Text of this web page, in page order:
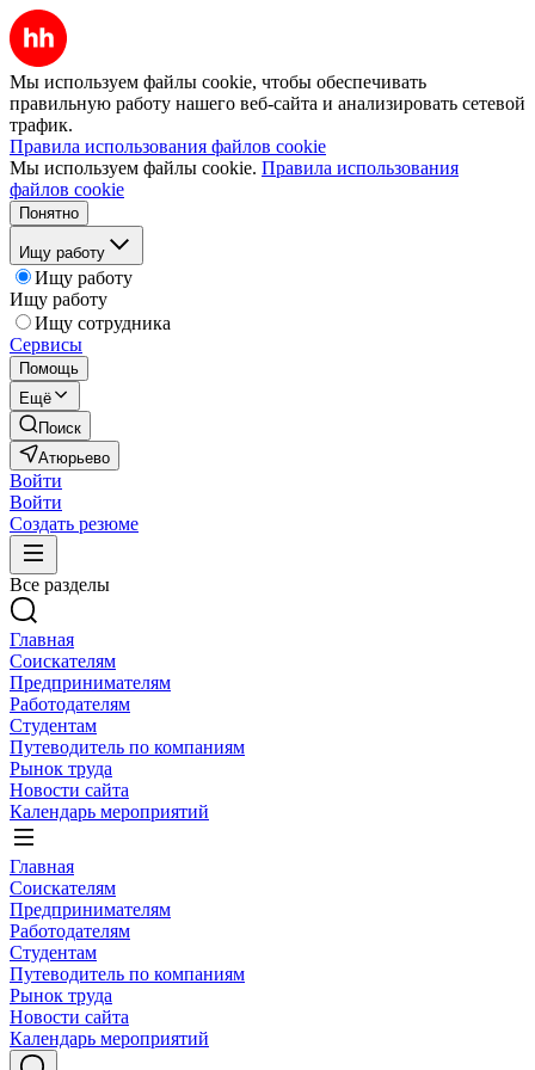
Мы используем файлы cookie, чтобы обеспечивать
правильную работу нашего веб-сайта и анализировать сетевой
трафик.
Правила использования файлов cookie
Мы используем файлы cookie. Правила использования
файлов cookie
Понятно
Ищу работу
Ищу работу
Ищу работу
Ищу сотрудника
Сервисы
Помощь
Ещё
Поиск
Атюрьево
Войти
Войти
Создать резюме
Все разделы
Главная
Соискателям
Предпринимателям
Работодателям
Студентам
Путеводитель по компаниям
Рынок труда
Новости сайта
Календарь мероприятий
Главная
Соискателям
Предпринимателям
Работодателям
Студентам
Путеводитель по компаниям
Рынок труда
Новости сайта
Календарь мероприятий